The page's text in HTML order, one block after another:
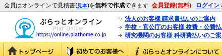
会員はオンラインで見積書(見本)を無料で作成できます 会員登録(無料) ログイン
法人のお客様 請求書払いのご案内
学校・官公庁のお客様 校費・公費
研究機関のお客様 科研費払いのご